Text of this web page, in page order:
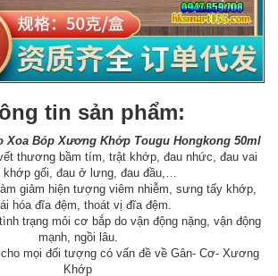
tin sản phẩm:
Xoa Bóp Xương Khớp Tougu Hongkong 50ml
thương bầm tím, trật khớp, đau nhức, đau vai
khớp gối, đau ở lưng, đau đầu,…
giảm hiện tượng viêm nhiễm, sưng tấy khớp,
hóa đĩa đệm, thoát vị đĩa đệm.
trạng mỏi cơ bắp do vận động nặng, vận động
mạnh, ngồi lâu.
mọi đối tượng có vấn đề về Gân- Cơ- Xương
Khớp